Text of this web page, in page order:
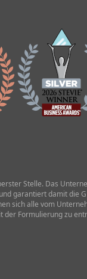
Stelle. Das
garantiert damit die
sich alle vom
Formulierung zu